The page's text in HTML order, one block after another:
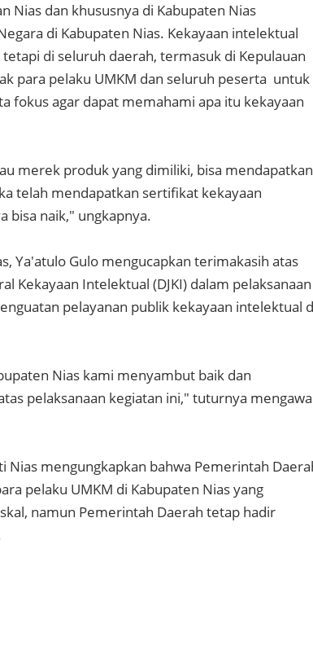
Nias dan khususnya di Kabupaten Nias
di Kabupaten Nias. Kekayaan intelektual
di seluruh daerah, termasuk di Kepulauan
para pelaku UMKM dan seluruh peserta untuk
fokus agar dapat memahami apa itu kekayaan
merek produk yang dimiliki, bisa mendapatkan
telah mendapatkan sertifikat kekayaan
bisa naik," ungkapnya.
Ya'atulo Gulo mengucapkan terimakasih atas
Kekayaan Intelektual (DJKI) dalam pelaksanaan
pelayanan publik kekayaan intelektual
Nias kami menyambut baik dan
pelaksanaan kegiatan ini," tuturnya
Nias mengungkapkan bahwa Pemerintah
pelaku UMKM di Kabupaten Nias yang
namun Pemerintah Daerah tetap hadir